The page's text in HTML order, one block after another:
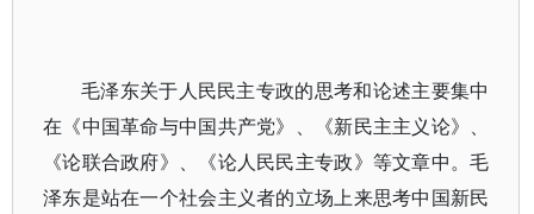
毛泽东关于人民民主专政的思考和论述主要集中
在《中国革命与中国共产党》、《新民主主义论》、
《论联合政府》、《论人民民主专政》等文章中。毛
泽东是站在一个社会主义者的立场上来思考中国新民